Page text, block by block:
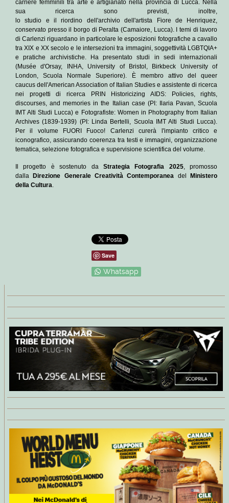
carriere femminili tra arte e artigianato nella provincia di Lucca. Nella
sua ricerca sono previsti, inoltre,
lostudio e il riordino dell'archivio dell'artista Fiore de
Henriquez,
conservato presso il borgo di Peralta (Camaiore, Lucca). I temi di lavoro
di Carlenzi riguardano in particolare le esposizioni fotografiche a cavallo
tra XIX e XX secolo e le intersezioni tra immagini, soggettività LGBTQIA+
e pratiche archivistiche. Ha presentato studi in sedi internazionali
(Musée d'Orsay, INHA, University of Bristol, Birkbeck University of
London, Scuola Normale Superiore). È membro attivo delqueer
caucus dell'American Association of Italian Studies e assistente di ricerca
nei progetti di ricerca PRIN
Historicizing AIDS: Policies, rights,
discourses, and memories in the Italian case (PI: Ilaria Pavan, Scuola
IMT Alti Studi Lucca) e Fotografiste: Women in Photography from Italian
Archives (1839-1939) (PI: Linda Bertelli, Scuola IMT Alti Studi Lucca).
Per il volume
FUORI Fuoco! Carlenzi curerà l'impianto critico e
iconografico, assicurando coerenza tra testi e immagini, organizzazione
tematica, selezione fotografica e supervisione scientifica del volume.
Il progetto è sostenuto daStrategia Fotografia 2025, promosso
dalla
Direzione Generale Creatività Contemporanea del
Ministero
della Cultura.
Save
Whatsapp